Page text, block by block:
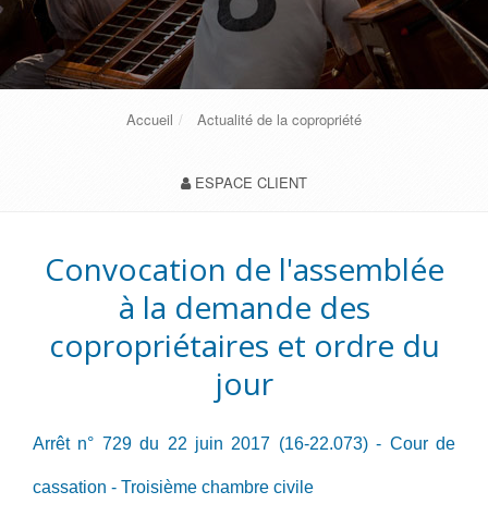
Accueil Actualité de la copropriété
ESPACE CLIENT
Convocation de l'assemblée
à la demande des
copropriétaires et ordre du
jour
Arrêt n° 729 du 22 juin 2017 (16-22.073) - Cour de
cassation - Troisième chambre civile